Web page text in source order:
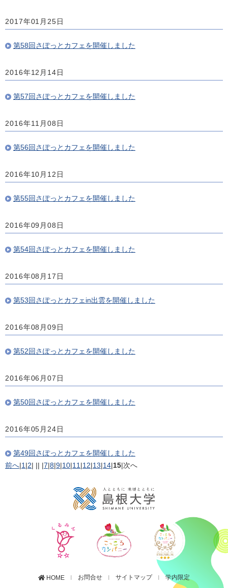
2017年01月25日
第58回さぽっとカフェを開催しました
2016年12月14日
第57回さぽっとカフェを開催しました
2016年11月08日
第56回さぽっとカフェを開催しました
2016年10月12日
第55回さぽっとカフェを開催しました
2016年09月08日
第54回さぽっとカフェを開催しました
2016年08月17日
第53回さぽっとカフェin出雲を開催しました
2016年08月09日
第52回さぽっとカフェを開催しました
2016年06月07日
第50回さぽっとカフェを開催しました
2016年05月24日
第49回さぽっとカフェを開催しました
前へ 1 2 7 8 9 10 11 12 13 14 15 次へ
HOME お問合せ サイトマップ 学内限定